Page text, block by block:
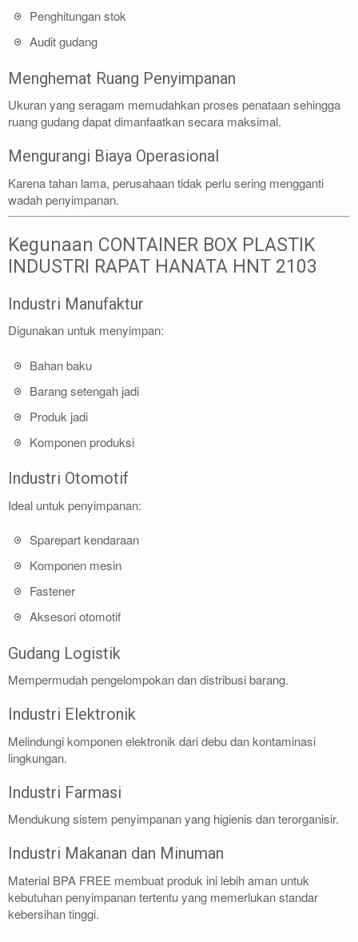
Penghitungan stok
Audit gudang
Menghemat Ruang Penyimpanan
Ukuran yang seragam memudahkan proses penataan sehingga
ruang gudang dapat dimanfaatkan secara maksimal.
Mengurangi Biaya Operasional
Karena tahan lama, perusahaan tidak perlu sering mengganti
wadah penyimpanan.
Kegunaan CONTAINER BOX PLASTIK
INDUSTRI RAPAT HANATA HNT 2103
Industri Manufaktur
Digunakan untuk menyimpan:
Bahan baku
Barang setengah jadi
Produk jadi
Komponen produksi
Industri Otomotif
Ideal untuk penyimpanan:
Sparepart kendaraan
Komponen mesin
Fastener
Aksesori otomotif
Gudang Logistik
Mempermudah pengelompokan dan distribusi barang.
Industri Elektronik
Melindungi komponen elektronik dari debu dan kontaminasi
lingkungan.
Industri Farmasi
Mendukung sistem penyimpanan yang higienis dan terorganisir.
Industri Makanan dan Minuman
Material BPA FREE membuat produk ini lebih aman untuk
kebutuhan penyimpanan tertentu yang memerlukan standar
kebersihan tinggi.